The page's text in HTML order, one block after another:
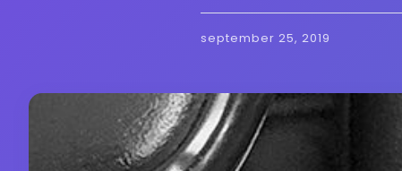
september 25, 2019